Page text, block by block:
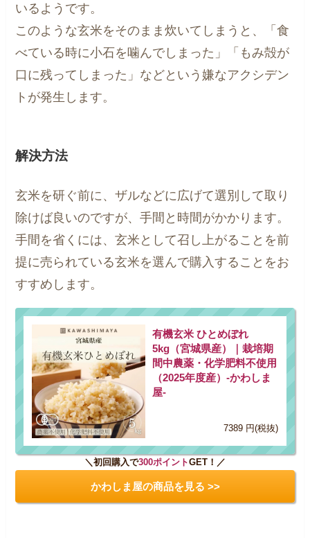
いるようです。
このような玄米をそのまま炊いてしまうと、「食
べている時に小石を噛んでしまった」「もみ殻が
口に残ってしまった」などという嫌なアクシデン
トが発生します。
解決方法
玄米を研ぐ前に、ザルなどに広げて選別して取り
除けば良いのですが、手間と時間がかかります。
手間を省くには、玄米として召し上がることを前
提に売られている玄米を選んで購入することをお
すすめします。
有機玄米 ひとめぼれ
5kg（宮城県産）｜栽培期
間中農薬・化学肥料不使用
（2025年度産）-かわしま
屋-
7389 円(税抜)
＼初回購入で300ポイントGET！／
かわしま屋の商品を見る >>